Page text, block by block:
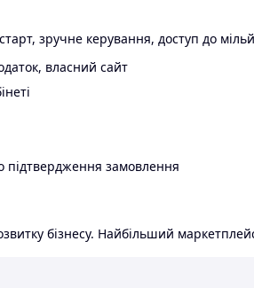
зручне керування, доступ до
власний сайт
підтвердження замовлення
бізнесу. Найбільший